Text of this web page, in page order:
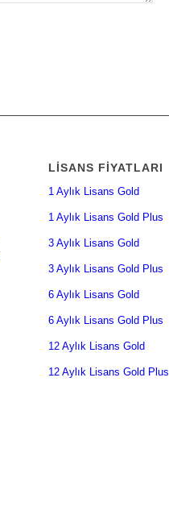
LISANS FIYATLARI
1 Aylık Lisans Gold
1 Aylık Lisans Gold Plus
3 Aylık Lisans Gold
3 Aylık Lisans Gold Plus
6 Aylık Lisans Gold
6 Aylık Lisans Gold Plus
12 Aylık Lisans Gold
12 Aylık Lisans Gold Plus